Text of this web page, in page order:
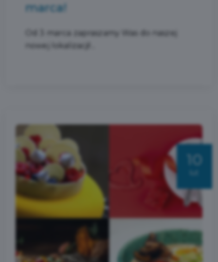
marca!
Od 3 marca zapraszamy Was do naszej
nowej lokalizacji!...
10